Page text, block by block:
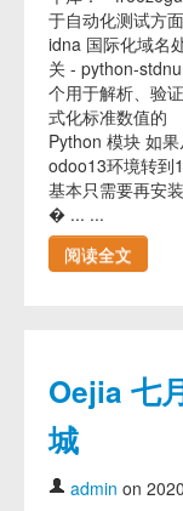
于自动化测试方
idna 国际化域名
关 - python-
个用于解析、验
式化标准数值的
Python 模块 如果
odoo13环境转到
基本只需要再安
� ... ...
阅读全文
Oejia 七
城
admin on